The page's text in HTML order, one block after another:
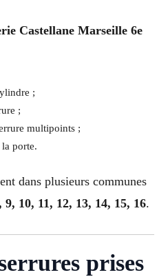
Castellane Marseille 6e
;
;
multipoints ;
porte.
dans plusieurs communes
10, 11, 12, 13, 14, 15, 16.
prises